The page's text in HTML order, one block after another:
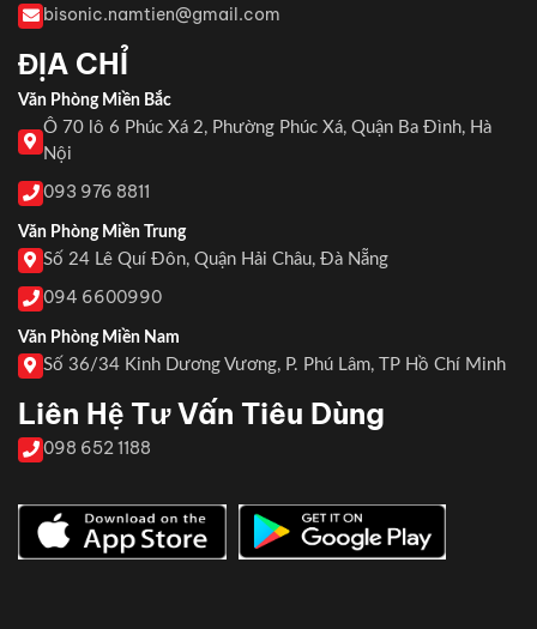
bisonic.namtien@gmail.com
ĐỊA CHỈ
Văn Phòng Miền Bắc
Ô 70 lô 6 Phúc Xá 2, Phường Phúc Xá, Quận Ba Đình, Hà
Nội
093 976 8811
Văn Phòng Miền Trung
Số 24 Lê Quí Đôn, Quận Hải Châu, Đà Nẵng
094 6600990
Văn Phòng Miền Nam
Số 36/34 Kinh Dương Vương, P. Phú Lâm, TP Hồ Chí Minh
Liên Hệ Tư Vấn Tiêu Dùng
098 652 1188